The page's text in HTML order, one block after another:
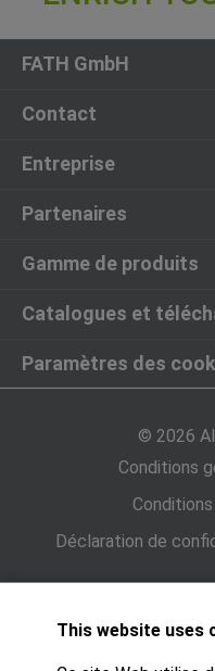
FATH GmbH
Contact
Entreprise
Partenaires
Gamme de produits
Catalogues et
Paramètres des
© 2026
Conditions
Déclaration de
This website uses